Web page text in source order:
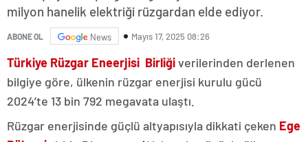
milyon hanelik elektriği rüzgardan elde ediyor.
ABONE OL News Mayıs 17, 2025 08:26
Türkiye Rüzgar Eneerjisi Birliğiverilerinden derlenen
bilgiye göre, ülkenin rüzgar enerjisi kurulu gücü
2024’te 13 bin 792 megavata ulaştı.
Rüzgar enerjisinde güçlü altyapısıyla dikkati çeken Ege